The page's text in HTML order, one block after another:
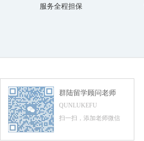
服务全程担保
群陆留学顾问老师
QUNLUKEFU
扫一扫，添加老师微信